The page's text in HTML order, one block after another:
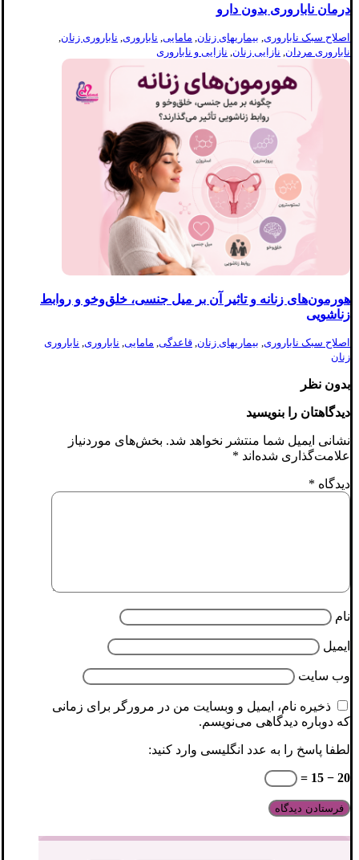
درمان ناباروری بدون دارو
اصلاح سبک ناباروری, بیماریهای زنان, مامایی, ناباروری, ناباروری زنان,
ناباروری مردان, نازایی زنان, نازایی و ناباروری
هورمون‌های زنانه و تاثیر آن بر میل جنسی، خلق‌وخو و روابط
زناشویی
اصلاح سبک ناباروری, بیماریهای زنان, قاعدگی, مامایی, ناباروری, ناباروری
زنان
بدون نظر
دیدگاهتان را بنویسید
نشانی ایمیل شما منتشر نخواهد شد. بخش‌های موردنیاز
علامت‌گذاری شده‌اند *
دیدگاه *
نام
ایمیل
وب‌ سایت
ذخیره نام، ایمیل و وبسایت من در مرورگر برای زمانی
که دوباره دیدگاهی می‌نویسم.
لطفا پاسخ را به عدد انگلیسی وارد کنید:
20 − 15 =